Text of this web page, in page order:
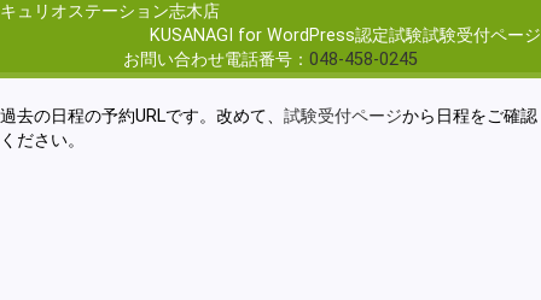
キュリオステーション志木店
KUSANAGI for WordPress認定試験試験受付ページ
お問い合わせ電話番号： 048-458-0245
過去の日程の予約URLです。改めて、 試験受付ページから日程をご確認
ください。